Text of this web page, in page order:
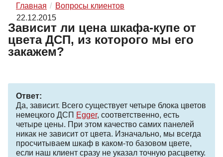
Главная
Вопросы клиентов
22.12.2015
Зависит ли цена шкафа-купе от
цвета ДСП, из которого мы его
закажем?
Ответ:
Да, зависит. Всего существует четыре блока цветов
немецкого ДСП Egger, соответственно, есть
четыре цены. При этом качество самих панелей
никак не зависит от цвета. Изначально, мы всегда
просчитываем шкаф в каком-то базовом цвете,
если наш клиент сразу не указал точную расцветку.